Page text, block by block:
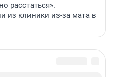
расстаться».
из клиники из-за мата в